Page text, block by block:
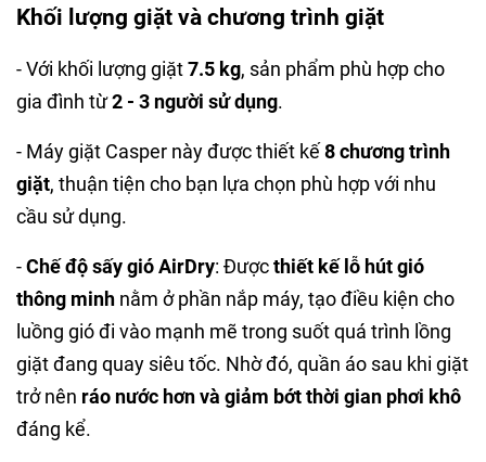
Khối lượng giặt và chương trình giặt
- Với khối lượng giặt7.5 kg, sản phẩm phù hợp cho
gia đình từ2 - 3 người sử dụng.
- Máy giặt Casper này được thiết kế8 chương trình
giặt, thuận tiện cho bạn lựa chọn phù hợp với nhu
cầu sử dụng.
-Chế độ sấy gió AirDry: Đượcthiết kế lỗ hút gió
thông minh nằm ở phần nắp máy, tạo điều kiện cho
luồng gió đi vào mạnh mẽ trong suốt quá trình lồng
giặt đang quay siêu tốc. Nhờ đó, quần áo sau khi giặt
trở nên ráo nước hơn và giảm bớt thời gian phơi khô
đáng kể.